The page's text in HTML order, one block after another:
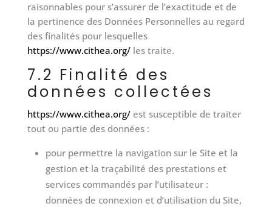
raisonnables pour s’assurer de l’exactitude et de
la pertinence des Données Personnelles au regard
des finalités pour lesquelles
https://www.cithea.org/les traite.
7.2 Finalité des
données collectées
https://www.cithea.org/est susceptible de traiter
tout ou partie des données :
pour permettre la navigation sur le Site et la
gestion et la traçabilité des prestations et
services commandés par l’utilisateur :
données de connexion et d’utilisation du Site,